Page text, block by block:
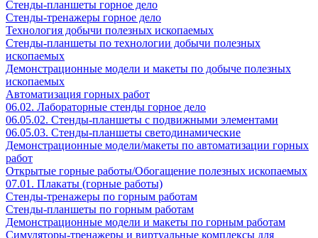
Стенды-планшеты горное дело
Стенды-тренажеры горное дело
Технология добычи полезных ископаемых
Стенды-планшеты по технологии добычи полезных
ископаемых
Демонстрационные модели и макеты по добыче полезных
ископаемых
Автоматизация горных работ
06.02. Лабораторные стенды горное дело
06.05.02. Стенды-планшеты с подвижными элементами
06.05.03. Стенды-планшеты светодинамические
Демонстрационные модели/макеты по автоматизации горных
работ
Открытые горные работы/Обогащение полезных ископаемых
07.01. Плакаты (горные работы)
Стенды-тренажеры по горным работам
Стенды-планшеты по горным работам
Демонстрационные модели и макеты по горным работам
Симуляторы-тренажеры и виртуальные комплексы для